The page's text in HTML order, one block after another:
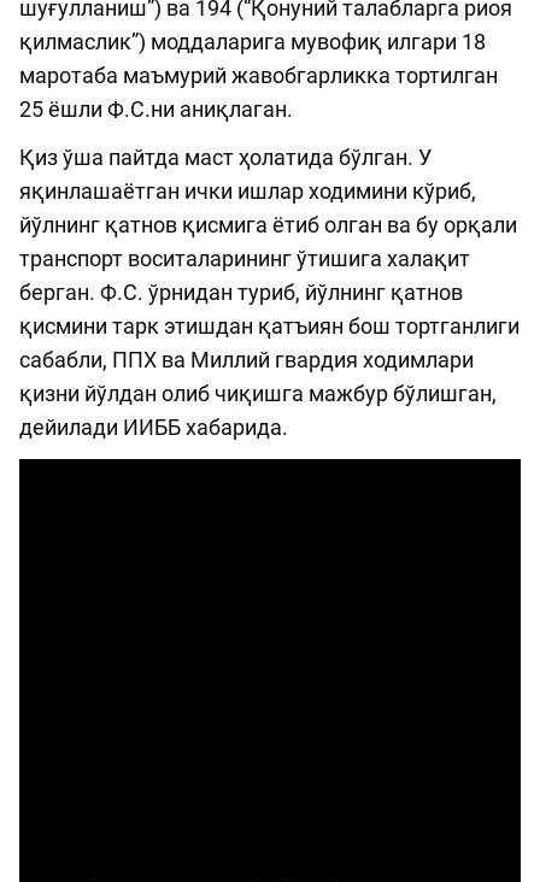
шуғулланиш”) ва 194 (“Қонуний талабларга риоя
қилмаслик”) моддаларига мувофиқ илгари 18
маротаба маъмурий жавобгарликка тортилган
25 ёшли Ф.С.ни аниқлаган.
Қиз ўша пайтда маст ҳолатида бўлган. У
яқинлашаётган ички ишлар ходимини кўриб,
йўлнинг қатнов қисмига ётиб олган ва бу орқали
транспорт воситаларининг ўтишига халақит
берган. Ф.С. ўрнидан туриб, йўлнинг қатнов
қисмини тарк этишдан қатъиян бош тортганлиги
сабабли, ППХ ва Миллий гвардия ходимлари
қизни йўлдан олиб чиқишга мажбур бўлишган,
дейилади ИИББ хабарида.